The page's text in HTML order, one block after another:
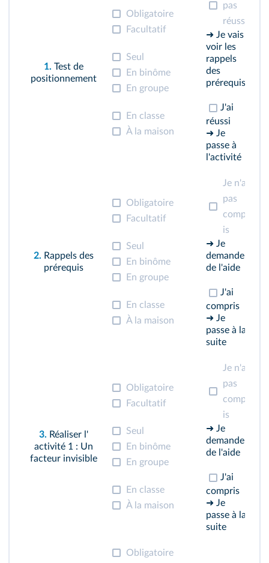
1. Test de
positionnement
Obligatoire
Facultatif
Seul
En binôme
En groupe
En classe
À la maison
pas
réussi
➜ Je vais
voir les
rappels
des
prérequis
J'ai
réussi
➜ Je
passe à
l'activité
2. Rappels des
prérequis
Obligatoire
Facultatif
Seul
En binôme
En groupe
En classe
À la maison
Je n'ai
pas
compr
is
➜ Je
demande
de l'aide
J'ai
compris
➜ Je
passe à la
suite
3. Réaliser l'
activité 1 : Un
facteur invisible
Obligatoire
Facultatif
Seul
En binôme
En groupe
En classe
À la maison
Je n'ai
pas
compr
is
➜ Je
demande
de l'aide
J'ai
compris
➜ Je
passe à la
suite
Obligatoire